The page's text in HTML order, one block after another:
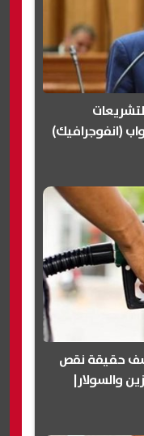
(انفوجرافيك)
حقيقة نقص
والسولار|